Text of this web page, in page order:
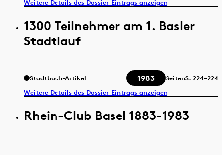
Weitere Details des Dossier-Eintrags anzeigen
1300 Teilnehmer am 1. Basler
Stadtlauf
Stadtbuch-Artikel 1983 SeitenS. 224–224
Weitere Details des Dossier-Eintrags anzeigen
Rhein-Club Basel 1883-1983